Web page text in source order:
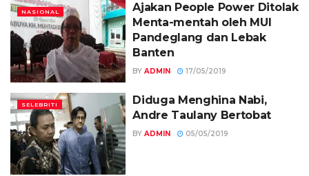
NASIONAL
Ajakan People Power Ditolak
Menta-mentah oleh MUI
Pandeglang dan Lebak
Banten
BY ADMIN 17/05/2019
SELEBRITI
Diduga Menghina Nabi,
Andre Taulany Bertobat
BY ADMIN 05/05/2019